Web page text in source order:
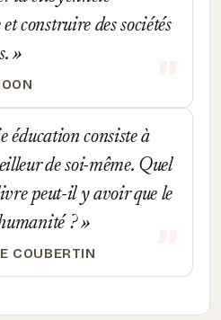
construire des sociétés
éducation consiste à
de soi-même. Quel
peut-il y avoir que le
?
COUBERTIN